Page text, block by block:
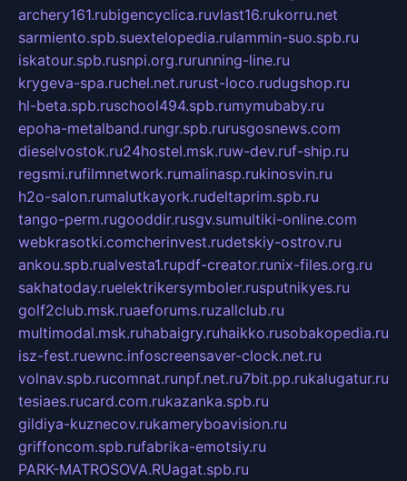
archery161.rubigencyclica.ruvlast16.rukorru.net
sarmiento.spb.suextelopedia.rulammin-suo.spb.ru
iskatour.spb.rusnpi.org.rurunning-line.ru
krygeva-spa.ruchel.net.rurust-loco.rudugshop.ru
hl-beta.spb.ruschool494.spb.rumymubaby.ru
epoha-metalband.rungr.spb.rurusgosnews.com
dieselvostok.ru24hostel.msk.ruw-dev.ruf-ship.ru
regsmi.rufilmnetwork.rumalinasp.rukinosvin.ru
h2o-salon.rumalutkayork.rudeltaprim.spb.ru
tango-perm.rugooddir.rusgv.sumultiki-online.com
webkrasotki.comcherinvest.rudetskiy-ostrov.ru
ankou.spb.rualvesta1.rupdf-creator.runix-files.org.ru
sakhatoday.ruelektrikersymboler.rusputnikyes.ru
golf2club.msk.ruaeforums.ruzallclub.ru
multimodal.msk.ruhabaigry.ruhaikko.rusobakopedia.ru
isz-fest.ruewnc.infoscreensaver-clock.net.ru
volnav.spb.rucomnat.runpf.net.ru7bit.pp.rukalugatur.ru
tesiaes.rucard.com.rukazanka.spb.ru
gildiya-kuznecov.rukameryboavision.ru
griffoncom.spb.rufabrika-emotsiy.ru
PARK-MATROSOVA.RUagat.spb.ru